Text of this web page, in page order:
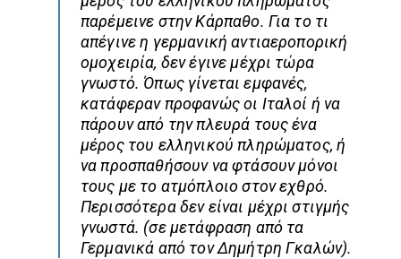
παρέμεινε στην Κάρπαθο. Για το τι
απέγινε η γερμανική αντιαεροπορική
ομοχειρία, δεν έγινε μέχρι τώρα
γνωστό. Όπως γίνεται εμφανές,
κατάφεραν προφανώς οι Ιταλοί ή να
πάρουν από την πλευρά τους ένα
μέρος του ελληνικού πληρώματος, ή
να προσπαθήσουν να φτάσουν μόνοι
τους με το ατμόπλοιο στον εχθρό.
Περισσότερα δεν είναι μέχρι στιγμής
γνωστά. (σε μετάφραση από τα
Γερμανικά από τον Δημήτρη Γκαλών).